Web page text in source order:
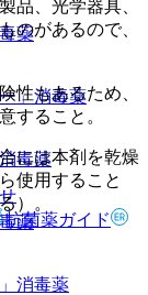
薬
」消毒薬
消毒薬
薬
消毒薬
品、光学器具、
のがあるので、
性もあるため、
すること。
には本剤を乾燥
使用すること
）。
抗菌薬ガイド